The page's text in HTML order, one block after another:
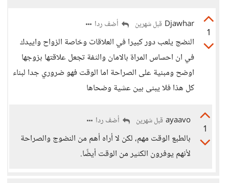
1
Djawhar قبل شهرين أضف ردا
النضج يلعب دور كبيرا في العلاقات وخاصة الزواح واييدك
في ان احساس المراة بالامان والثفة تجعل علاقتها بزوجها
اوضح ومبنية على الصراحة اما الوقت فهو ضروري جدا لبناء
كل هذا فلا يبنى بين عشية وضحاها
1
ayaavo قبل شهرين أضف ردا
بالطبع الوقت مهم، لكن لا أراه أهم من النضوج والصراحة
لأنهم يوفرون الكثير من الوقت أيضًا.